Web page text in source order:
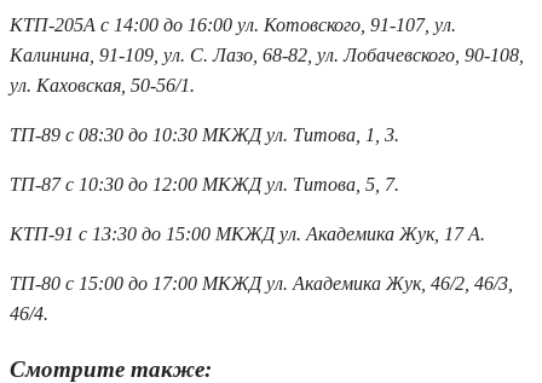
КТП-205А с 14:00 до 16:00 ул. Котовского, 91-107, ул.
Калинина, 91-109, ул. С. Лазо, 68-82, ул. Лобачевского, 90-108,
ул. Каховская, 50-56/1.
ТП-89 с 08:30 до 10:30 МКЖД ул. Титова, 1, 3.
ТП-87 с 10:30 до 12:00 МКЖД ул. Титова, 5, 7.
КТП-91 с 13:30 до 15:00 МКЖД ул. Академика Жук, 17 А.
ТП-80 с 15:00 до 17:00 МКЖД ул. Академика Жук, 46/2, 46/3,
46/4.
Смотрите также: